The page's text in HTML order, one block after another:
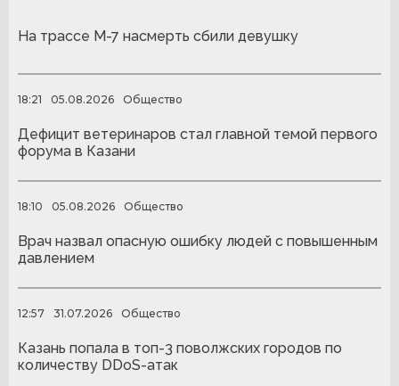
На трассе М-7 насмерть сбили девушку
18:21 05.08.2026 Общество
Дефицит ветеринаров стал главной темой первого
форума в Казани
18:10 05.08.2026 Общество
Врач назвал опасную ошибку людей с повышенным
давлением
12:57 31.07.2026 Общество
Казань попала в топ-3 поволжских городов по
количеству DDoS-атак